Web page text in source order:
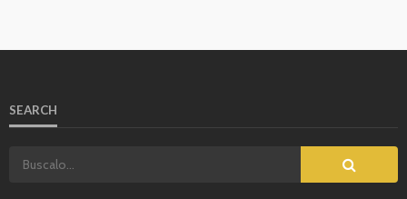
SEARCH